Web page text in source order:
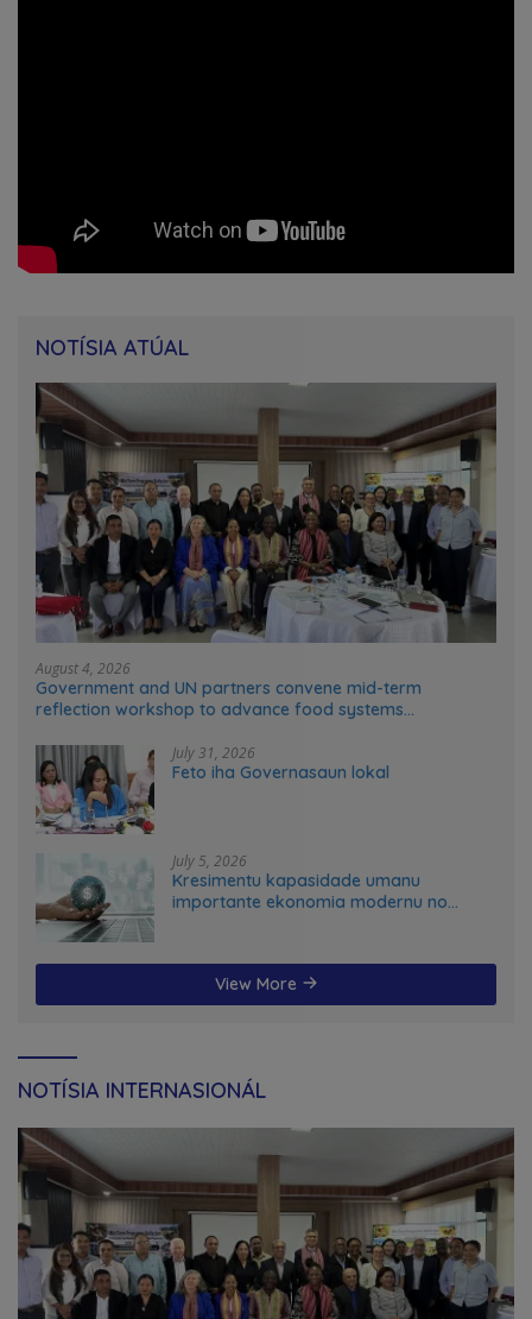
NOTÍSIA ATÚAL
August 4, 2026
Government and UN partners convene mid-term
reflection workshop to advance food systems
July 31, 2026
Feto iha Governasaun lokal
July 5, 2026
Kresimentu kapasidade umanu
importante ekonomia modernu no
View More
NOTÍSIA INTERNASIONÁL